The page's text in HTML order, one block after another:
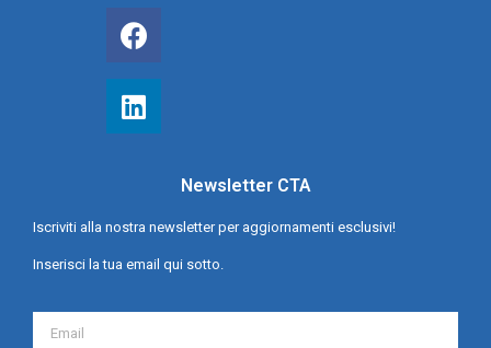
Newsletter CTA
Iscriviti alla nostra newsletter per aggiornamenti esclusivi!
Inserisci la tua email qui sotto.